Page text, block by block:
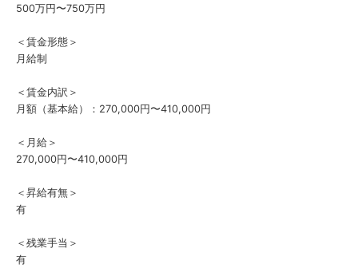
500万円〜750万円
＜賃金形態＞
月給制
＜賃金内訳＞
月額（基本給）：270,000円〜410,000円
＜月給＞
270,000円〜410,000円
＜昇給有無＞
有
＜残業手当＞
有